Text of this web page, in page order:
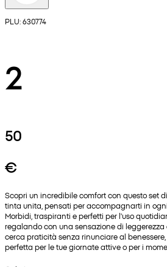
PLU: 630774
2
50
€
Scopri un incredibile comfort con questo set
tinta unita, pensati per accompagnarti in
Morbidi, traspiranti e perfetti per l'uso
regalando con una sensazione di leggerezza
cerca praticità senza rinunciare al
perfetta per le tue giornate attive o per i